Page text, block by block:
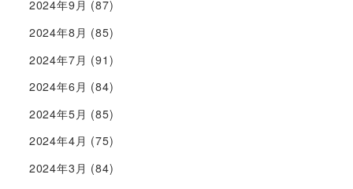
2024年9月 (87)
2024年8月 (85)
2024年7月 (91)
2024年6月 (84)
2024年5月 (85)
2024年4月 (75)
2024年3月 (84)